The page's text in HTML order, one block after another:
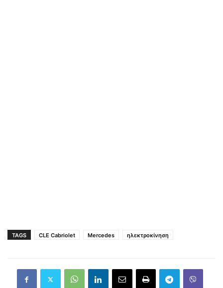
TAGS CLE Cabriolet Mercedes ηλεκτροκίνηση